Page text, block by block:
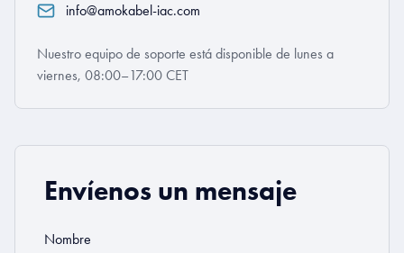
info@amokabel-iac.com
Nuestro equipo de soporte está disponible de lunes a
viernes, 08:00–17:00 CET
Envíenos un mensaje
Nombre